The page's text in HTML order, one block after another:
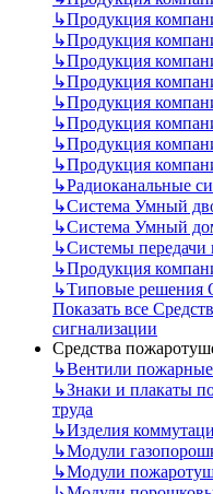
↳Продукция
↳Продукция
↳Продукция
↳Продукция
↳Продукция
↳Продукция
↳Продукция
↳Продукция
↳Радиоканальные
↳Система Умный
↳Система Умный
↳Системы передачи
↳Продукция
↳Типовые
Показать все
сигнализации
Средства
↳Вентили пожарные
↳Знаки и плакаты
труда
↳Изделия
↳Модули
↳Модули